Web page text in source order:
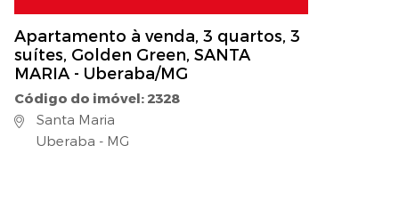
Apartamento à venda, 3 quartos, 3
suítes, Golden Green, SANTA
MARIA - Uberaba/MG
Código do imóvel: 2328
Santa Maria
Uberaba - MG